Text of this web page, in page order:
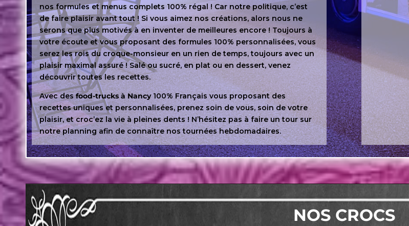
nos formules et menus complets 100% régal ! Car notre politique, c’est
de faire plaisir avant tout ! Si vous aimez nos créations, alors nous ne
serons que plus motivés à en inventer de meilleures encore ! Toujours à
votre écoute et vous proposant des formules 100% personnalisées, vous
serez les rois du croque-monsieur en un rien de temps, toujours avec un
plaisir maximal assuré ! Salé ou sucré, en plat ou en dessert, venez
découvrir toutes les recettes.
Avec desfood-trucks à Nancy100% Français vous proposant des
recettes uniques et personnalisées, prenez soin de vous, soin de votre
plaisir, et croc’ez la vie à pleines dents ! N’hésitez pas à faire un tour sur
notre planning afin de connaître nos tournées hebdomadaires.
NOS CROCS